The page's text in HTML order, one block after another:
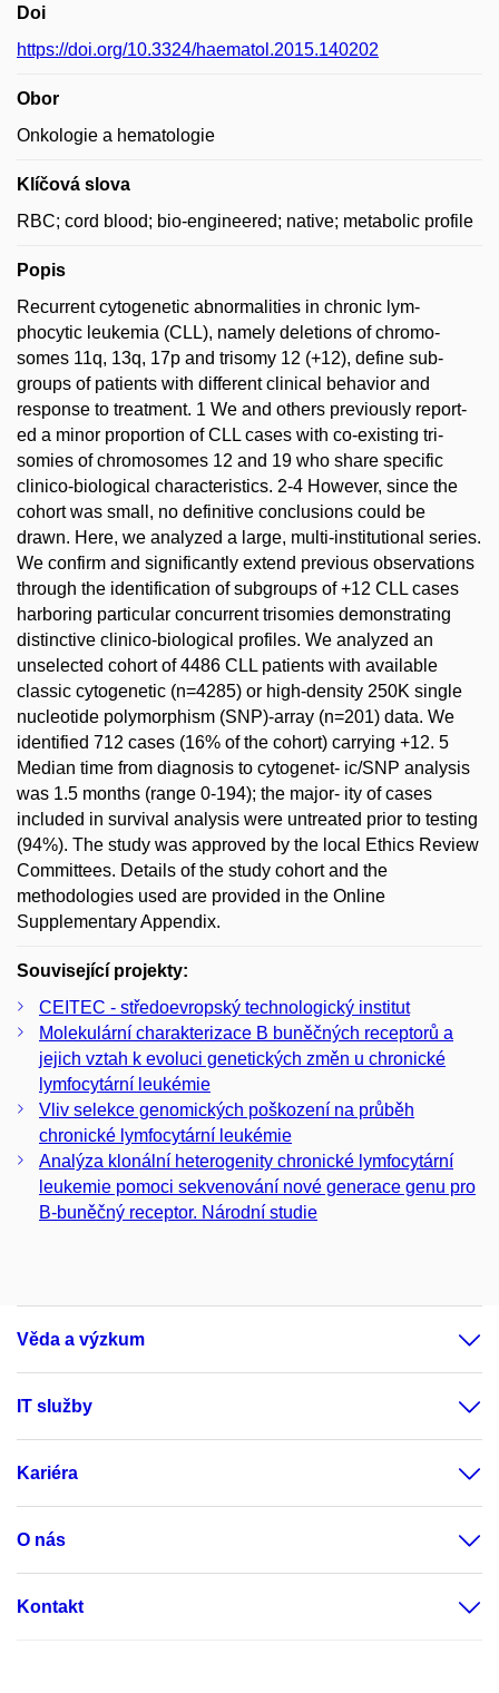
Doi
https://doi.org/10.3324/haematol.2015.140202
Obor
Onkologie a hematologie
Klíčová slova
RBC; cord blood; bio-engineered; native; metabolic profile
Popis
Recurrent cytogenetic abnormalities in chronic lym-
phocytic leukemia (CLL), namely deletions of chromo-
somes 11q, 13q, 17p and trisomy 12 (+12), define sub-
groups of patients with different clinical behavior and
response to treatment. 1 We and others previously report-
ed a minor proportion of CLL cases with co-existing tri-
somies of chromosomes 12 and 19 who share specific
clinico-biological characteristics. 2-4 However, since the
cohort was small, no definitive conclusions could be
drawn. Here, we analyzed a large, multi-institutional series.
We confirm and significantly extend previous observations
through the identification of subgroups of +12 CLL cases
harboring particular concurrent trisomies demonstrating
distinctive clinico-biological profiles. We analyzed an
unselected cohort of 4486 CLL patients with available
classic cytogenetic (n=4285) or high-density 250K single
nucleotide polymorphism (SNP)-array (n=201) data. We
identified 712 cases (16% of the cohort) carrying +12. 5
Median time from diagnosis to cytogenet- ic/SNP analysis
was 1.5 months (range 0-194); the major- ity of cases
included in survival analysis were untreated prior to testing
(94%). The study was approved by the local Ethics Review
Committees. Details of the study cohort and the
methodologies used are provided in the Online
Supplementary Appendix.
Související projekty:
CEITEC - středoevropský technologický institut
Molekulární charakterizace B buněčných receptorů a
jejich vztah k evoluci genetických změn u chronické
lymfocytární leukémie
Vliv selekce genomických poškození na průběh
chronické lymfocytární leukémie
Analýza klonální heterogenity chronické lymfocytární
leukemie pomoci sekvenování nové generace genu pro
B-buněčný receptor. Národní studie
Věda a výzkum
IT služby
Kariéra
O nás
Kontakt